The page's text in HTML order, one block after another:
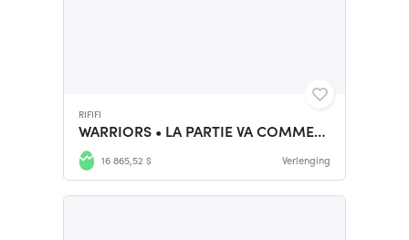
RIFIFI
WARRIORS • LA PARTIE VA COMMENCER
16 865,52 $ Verlenging